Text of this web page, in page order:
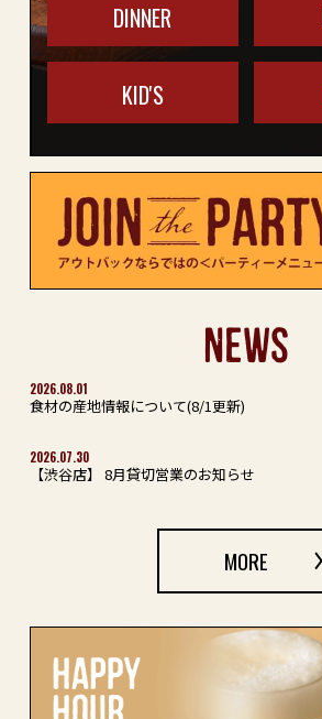
DINNER
KID'S
NEWS
2026.08.01
食材の産地情報について(8/1更新)
2026.07.30
【渋谷店】 8月貸切営業のお知らせ
MORE